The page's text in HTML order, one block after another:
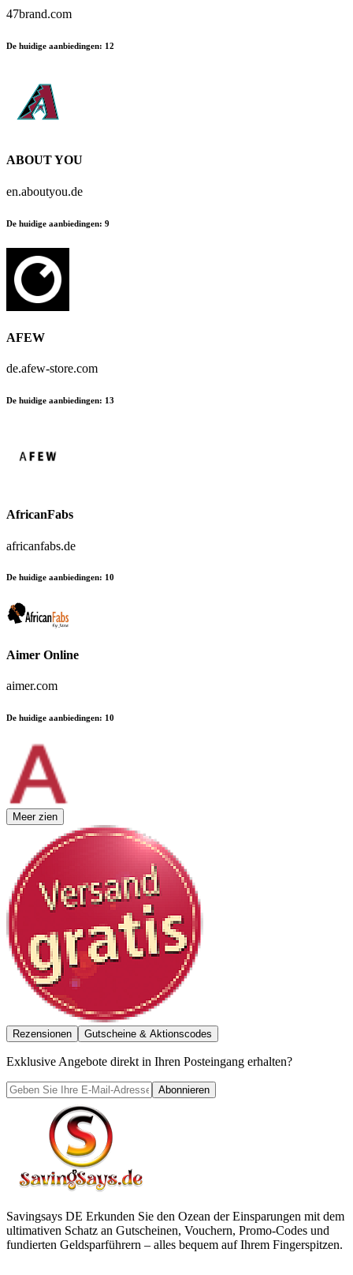
47brand.com
De huidige aanbiedingen: 12
ABOUT YOU
en.aboutyou.de
De huidige aanbiedingen: 9
AFEW
de.afew-store.com
De huidige aanbiedingen: 13
AfricanFabs
africanfabs.de
De huidige aanbiedingen: 10
Aimer Online
aimer.com
De huidige aanbiedingen: 10
Meer zien
Rezensionen Gutscheine & Aktionscodes
Exklusive Angebote direkt in Ihren Posteingang erhalten?
Abonnieren
Savingsays DE Erkunden Sie den Ozean der Einsparungen mit dem
ultimativen Schatz an Gutscheinen, Vouchern, Promo-Codes und
fundierten Geldsparführern – alles bequem auf Ihrem Fingerspitzen.